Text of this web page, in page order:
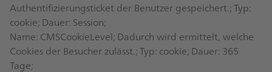
Authentifizierungsticket der Benutzer gespeichert.; Typ:
cookie; Dauer: Session;
Name: CMSCookieLevel; Dadurch wird ermittelt, welche
Cookies der Besucher zulässt.; Typ: cookie; Dauer: 365
Tage;